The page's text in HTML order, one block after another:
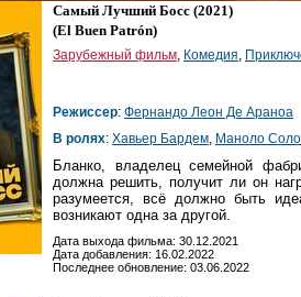
Самый Лучший Босс (2021)
(El Buen Patrón)
Зарубежный фильм Комедия
Режиссер: Фернандо Леон Де Араноа
В ролях: Хавьер Бардем Маноло Соло
Бланко, владелец семейной
должна решить, получит ли он
разумеется, всё должно быть
возникают одна за другой.
Дата выхода фильма: 30.12.2021
Дата добавления: 16.02.2022
Последнее обновление: 03.06.2022